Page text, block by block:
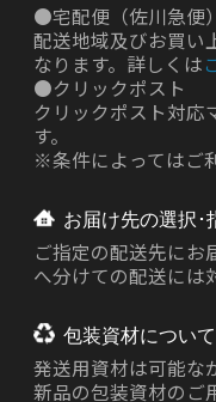
●宅配便（佐川急便）
配送地域及びお買い
なります。詳しくは
●クリックポスト
クリックポスト対応
す。
※条件によってはご
お届け先の選択･
ご指定の配送先にお
へ分けての配送には
包装資材について
発送用資材は可能な
新品の包装資材のご